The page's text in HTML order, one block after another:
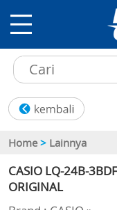
Home > Lainnya
CASIO LQ-24B-
ORIGINAL